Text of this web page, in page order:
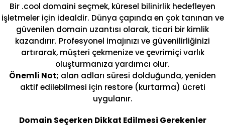
Bir .cool domaini seçmek, küresel bilinirlik hedefleyen
işletmeler için idealdir. Dünya çapında en çok tanınan ve
güvenilen domain uzantısı olarak, ticari bir kimlik
kazandırır. Profesyonel imajınızı ve güvenilirliğinizi
artırarak, müşteri çekmenize ve çevrimiçi varlık
oluşturmanıza yardımcı olur.
Önemli Not; alan adları süresi dolduğunda, yeniden
aktif edilebilmesi için restore (kurtarma) ücreti
uygulanır.
Domain Seçerken Dikkat Edilmesi Gerekenler